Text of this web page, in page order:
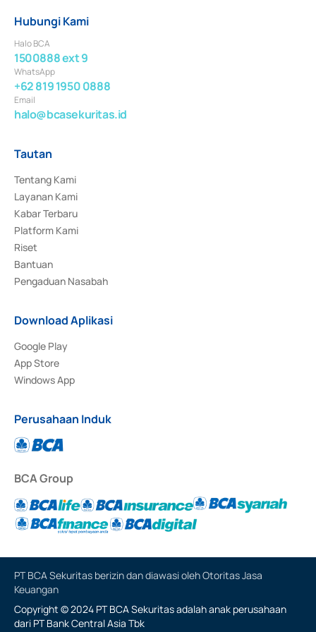
Hubungi Kami
Halo BCA
1500888 ext 9
WhatsApp
+62 819 1950 0888
Email
halo@bcasekuritas.id
Tautan
Tentang Kami
Layanan Kami
Kabar Terbaru
Platform Kami
Riset
Bantuan
Pengaduan Nasabah
Download Aplikasi
Google Play
App Store
Windows App
Perusahaan Induk
BCA Group
PT BCA Sekuritas berizin dan diawasi oleh Otoritas Jasa
Keuangan
Copyright © 2024 PT BCA Sekuritas adalah anak perusahaan
dari PT Bank Central Asia Tbk